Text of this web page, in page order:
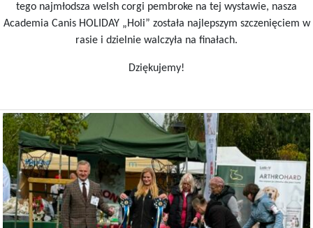
tego najmłodsza welsh corgi pembroke na tej wystawie, nasza
Academia Canis HOLIDAY „Holi” została najlepszym szczenięciem w
rasie i dzielnie walczyła na finałach.
Dziękujemy!